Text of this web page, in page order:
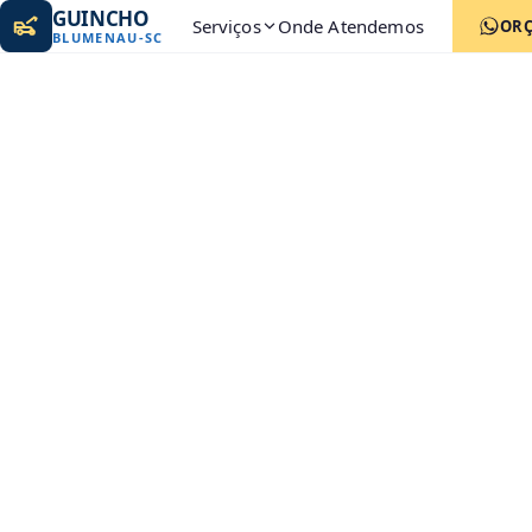
GUINCHO
BLUMENAU-SC Serviços Onde Atendemos